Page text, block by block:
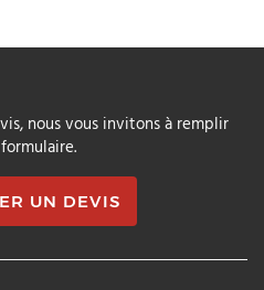
nous vous invitons à remplir
UN DEVIS